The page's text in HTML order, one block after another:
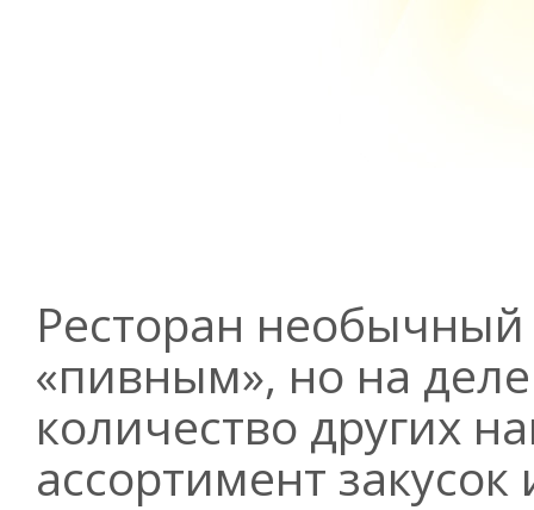
Ресторан
«пивным», но на
количество других
ассортимент